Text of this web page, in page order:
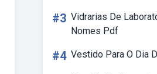
#3 Vidrarias De
Nomes Pdf
#4 Vestido Para O Dia